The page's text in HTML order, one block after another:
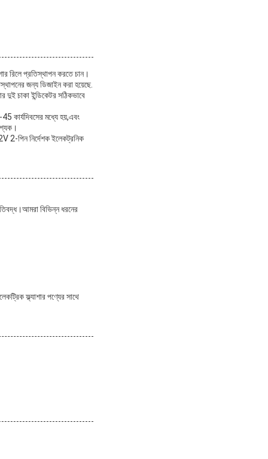
রিলে প্রতিস্থাপন করতে চান।
জন্য ডিজাইন করা হয়েছে.
চাকা ইন্ডিকেটর সঠিকভাবে
কার্যদিবসের মধ্যে হয়,এবং
2-পিন নির্দেশক ইলেকট্রনিক
বিভিন্ন ধরনের
ফ্ল্যাশার পণ্যের সাথে